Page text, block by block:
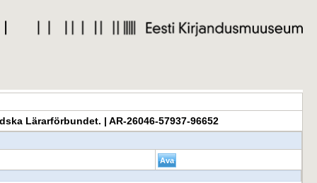
Lärarförbundet. | AR-26046-57937-96652